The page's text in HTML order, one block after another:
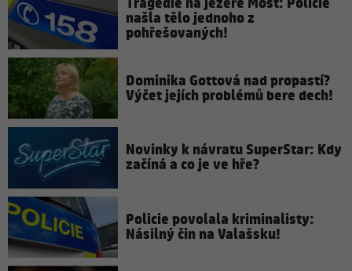
našla tělo jednoho z
pohřešovaných!
Dominika Gottová nad propastí?
Výčet jejích problémů bere dech!
Novinky k návratu SuperStar: Kdy
začíná a co je ve hře?
Policie povolala kriminalisty:
Násilný čin na Valašsku!